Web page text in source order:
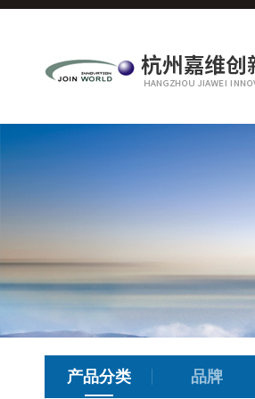
产品分类 品牌